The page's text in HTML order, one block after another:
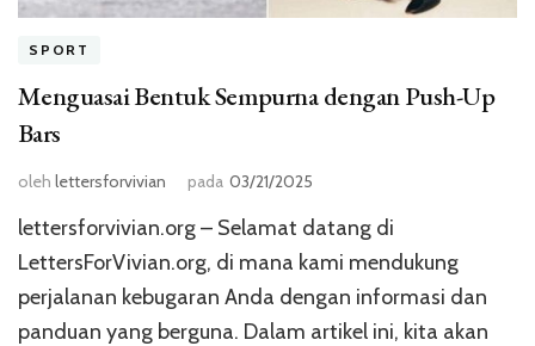
SPORT
Menguasai Bentuk Sempurna dengan Push-Up
Bars
oleh lettersforvivian pada 03/21/2025
lettersforvivian.org – Selamat datang di
LettersForVivian.org, di mana kami mendukung
perjalanan kebugaran Anda dengan informasi dan
panduan yang berguna. Dalam artikel ini, kita akan